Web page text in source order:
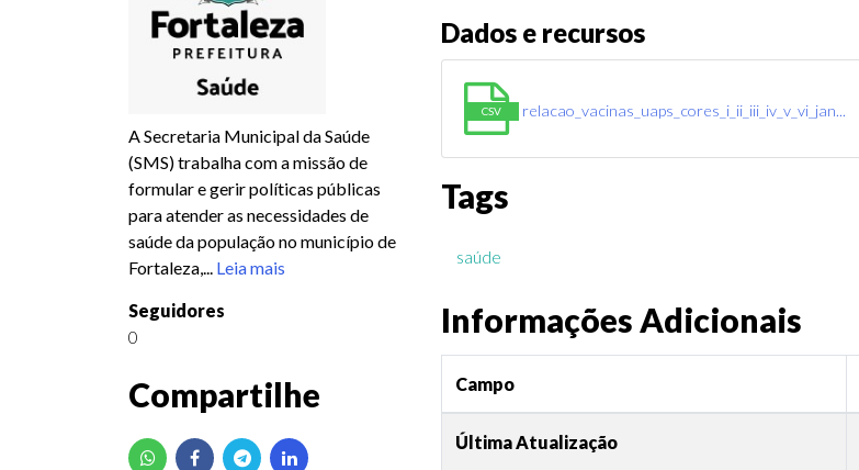
A Secretaria Municipal da Saúde
(SMS) trabalha com a missão de
formular e gerir políticas públicas
para atender as necessidades de
saúde da população no município de
Fortaleza,... Leia mais
Seguidores
0
Compartilhe
Dados e recursos
CSV relacao_vacinas_uaps_cores_i_ii_iii_iv_v_vi_jan...
Tags
saúde
Informações Adicionais
Campo
Última Atualização